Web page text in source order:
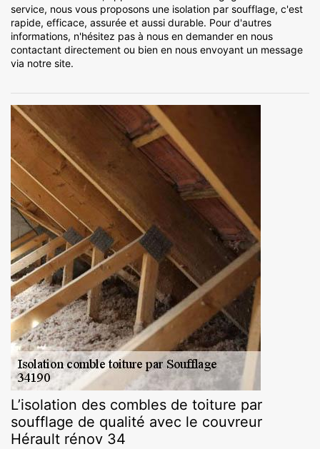
service, nous vous proposons une isolation par soufflage, c'est
rapide, efficace, assurée et aussi durable. Pour d'autres
informations, n'hésitez pas à nous en demander en nous
contactant directement ou bien en nous envoyant un message
via notre site.
L’isolation des combles de toiture par
soufflage de qualité avec le couvreur
Hérault rénov 34